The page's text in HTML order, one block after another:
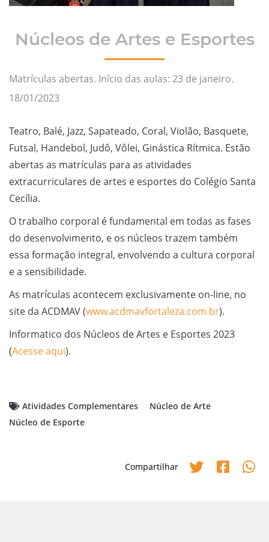
Núcleos de Artes e Esportes
Matrículas abertas. Início das aulas: 23 de janeiro.
18/01/2023
Teatro, Balé, Jazz, Sapateado, Coral, Violão, Basquete,
Futsal, Handebol, Judô, Vôlei, Ginástica Rítmica. Estão
abertas as matrículas para as atividades
extracurriculares de artes e esportes do Colégio Santa
Cecília.
O trabalho corporal é fundamental em todas as fases
do desenvolvimento, e os núcleos trazem também
essa formação integral, envolvendo a cultura corporal
e a sensibilidade.
As matrículas acontecem exclusivamente on-line, no
site da ACDMAV (www.acdmavfortaleza.com.br).
Informatico dos Núcleos de Artes e Esportes 2023
(Acesse aqui).
Atividades Complementares
Núcleo de Arte
Núcleo de Esporte
Compartilhar